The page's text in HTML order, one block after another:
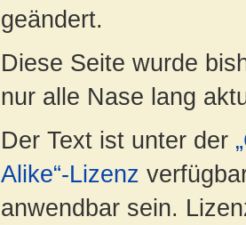
geändert.
Diese Seite wurde
nur alle Nase lang
Der Text ist unter der
Alike“-Lizenz
anwendbar sein.